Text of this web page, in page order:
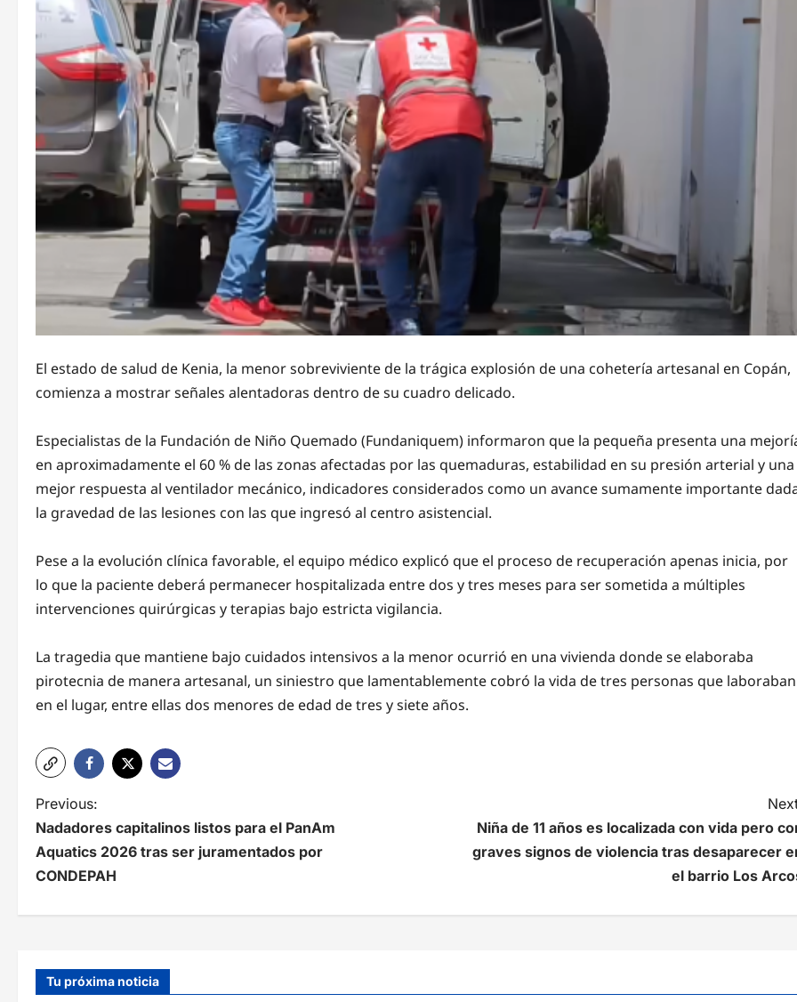
El estado de salud de Kenia, la menor sobreviviente de la trágica explosión de una cohetería artesanal en Copán,
comienza a mostrar señales alentadoras dentro de su cuadro delicado.
Especialistas de la Fundación de Niño Quemado (Fundaniquem) informaron que la pequeña presenta una
en aproximadamente el 60 % de las zonas afectadas por las quemaduras, estabilidad en su presión arterial y una
mejor respuesta al ventilador mecánico, indicadores considerados como un avance sumamente importante
la gravedad de las lesiones con las que ingresó al centro asistencial.
Pese a la evolución clínica favorable, el equipo médico explicó que el proceso de recuperación apenas inicia, por
lo que la paciente deberá permanecer hospitalizada entre dos y tres meses para ser sometida a múltiples
intervenciones quirúrgicas y terapias bajo estricta vigilancia.
La tragedia que mantiene bajo cuidados intensivos a la menor ocurrió en una vivienda donde se elaboraba
pirotecnia de manera artesanal, un siniestro que lamentablemente cobró la vida de tres personas que laboraban
en el lugar, entre ellas dos menores de edad de tres y siete años.
N
a
v
a
Previous:
Nadadores capitalinos listos para el PanAm
Aquatics 2026 tras ser juramentados por
CONDEPAH
Niña de 11 años es localizada con vida pero
graves signos de violencia tras desaparecer
el barrio Los
Tu próxima noticia